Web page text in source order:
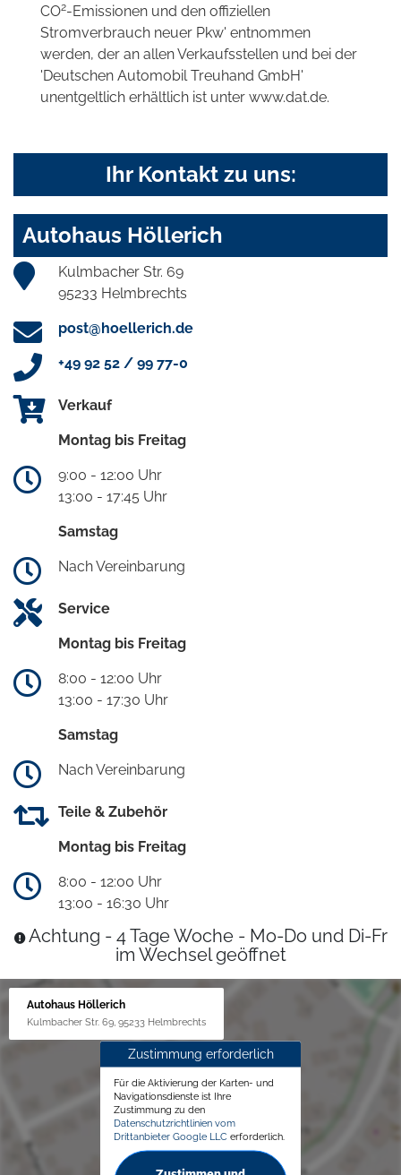
CO2-Emissionen und den offiziellen
Stromverbrauch neuer Pkw' entnommen
werden, der an allen Verkaufsstellen und bei der
'Deutschen Automobil Treuhand GmbH'
unentgeltlich erhältlich ist unter www.dat.de.
Ihr Kontakt zu uns:
Autohaus Höllerich
Kulmbacher Str. 69
95233 Helmbrechts
post@hoellerich.de
+49 92 52 / 99 77-0
Verkauf
Montag bis Freitag
9:00 - 12:00 Uhr
13:00 - 17:45 Uhr
Samstag
Nach Vereinbarung
Service
Montag bis Freitag
8:00 - 12:00 Uhr
13:00 - 17:30 Uhr
Samstag
Nach Vereinbarung
Teile & Zubehör
Montag bis Freitag
8:00 - 12:00 Uhr
13:00 - 16:30 Uhr
Achtung - 4 Tage Woche - Mo-Do und Di-Fr
im Wechsel geöffnet
Autohaus Höllerich
Kulmbacher Str. 69, 95233 Helmbrechts
Zustimmung erforderlich
Für die Aktivierung der Karten- und
Navigationsdienste ist Ihre
Zustimmung zu den
Datenschutzrichtlinien vom
Drittanbieter Google LLC erforderlich.